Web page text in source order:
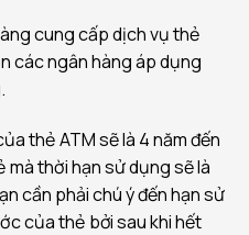
cung cấp dịch vụ thẻ
các ngân hàng áp dụng
thẻ ATM sẽ là 4 năm đến
mà thời hạn sử dụng sẽ là
cần phải chú ý đến hạn sử
của thẻ bởi sau khi hết